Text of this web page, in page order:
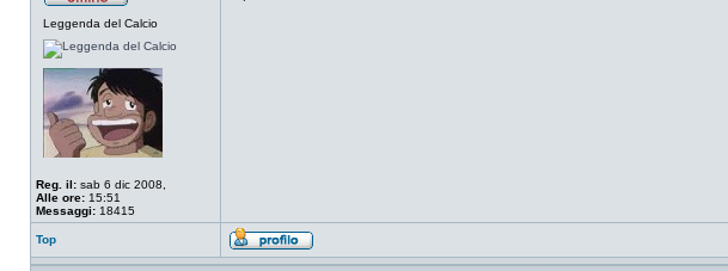
Leggenda del Calcio
Reg. il: sab 6 dic 2008,
Alle ore: 15:51
Messaggi: 18415
Top